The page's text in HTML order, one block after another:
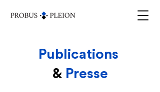
Publications
& Presse